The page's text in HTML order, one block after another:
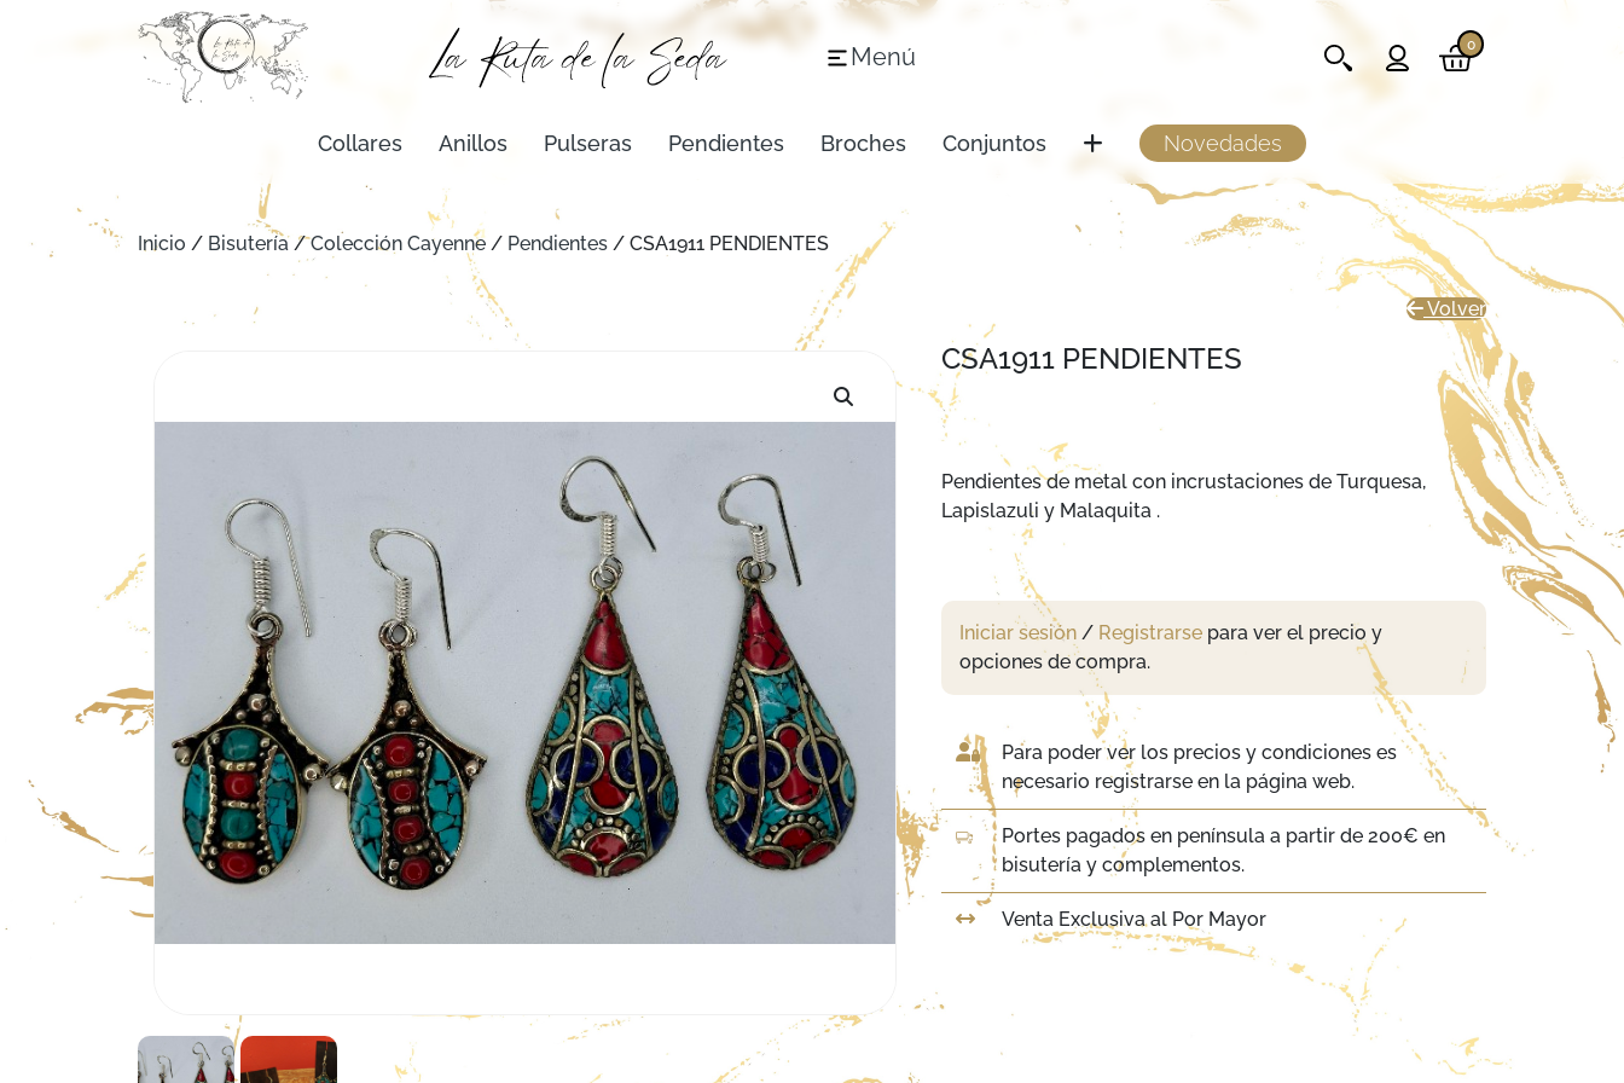
Menú 0
Collares Anillos Pulseras Pendientes Broches Conjuntos Novedades
Inicio / Bisutería/Colección Cayenne / Pendientes / CSA1911 PENDIENTES
Volver
CSA1911 PENDIENTES
Pendientes de metal con incrustaciones de Turquesa,
Lapislazuli y Malaquita .
Iniciar sesión / Registrarse para ver el precio y
opciones de compra.
Para poder ver los precios y condiciones es
necesario registrarse en la página web.
Portes pagados en península a partir de 200€ en
bisutería y complementos.
Venta Exclusiva al Por Mayor